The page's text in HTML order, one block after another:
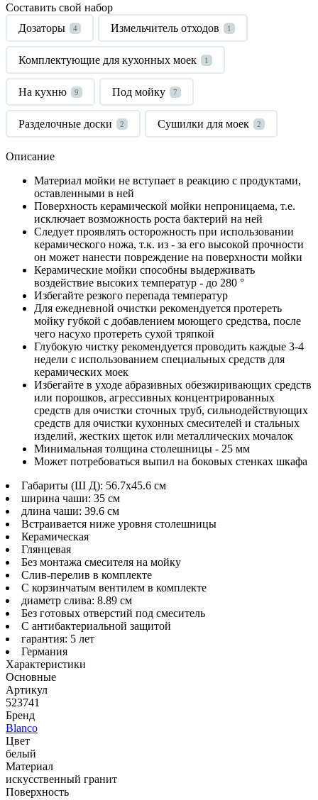
Составить свой набор
Дозаторы
4 Измельчитель отходов 1
Комплектующие для кухонных моек 1
На кухню 9 Под мойку 7
Разделочные доски 2 Сушилки для моек 2
Описание
Материал мойки не вступает в реакцию с продуктами,
оставленными в ней
Поверхность керамической мойки непроницаема, т.е.
исключает возможность роста бактерий на ней
Следует проявлять осторожность при использовании
керамического ножа, т.к. из - за его высокой прочности
он может нанести повреждение на поверхности мойки
Керамические мойки способны выдерживать
воздействие высоких температур - до 280 °
Избегайте резкого перепада температур
Для ежедневной очистки рекомендуется протереть
мойку губкой с добавлением моющего средства, после
чего насухо протереть сухой тряпкой
Глубокую чистку рекомендуется проводить каждые 3-4
недели с использованием специальных средств для
керамических моек
Избегайте в уходе абразивных обезжиривающих средств
или порошков, агрессивных концентрированных
средств для очистки сточных труб, сильнодействующих
средств для очистки кухонных смесителей и стальных
изделий, жестких щеток или металлических мочалок
Минимальная толщина столешницы - 25 мм
Может потребоваться выпил на боковых стенках шкафа
Габариты (Ш Д): 56.7x45.6 см
ширина чаши: 35 см
длина чаши: 39.6 см
Встраивается ниже уровня столешницы
Керамическая
Глянцевая
Без монтажа смесителя на мойку
Слив-перелив в комплекте
С корзинчатым вентилем в комплекте
диаметр слива: 8.89 см
Без готовых отверстий под смеситель
С антибактериальной защитой
гарантия: 5 лет
Германия
Характеристики
Основные
Артикул
523741
Бренд
Blanco
Цвет
белый
Материал
искусственный гранит
Поверхность